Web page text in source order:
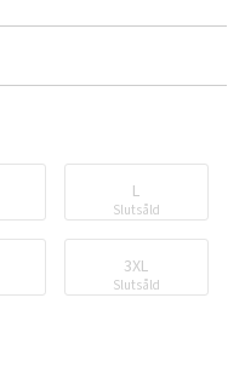
L
Slutsåld
3XL
Slutsåld